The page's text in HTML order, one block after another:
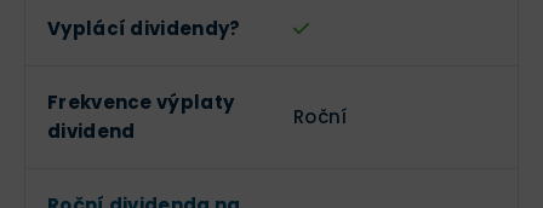
Vyplácí dividendy?
Frekvence výplaty
dividend
Roční